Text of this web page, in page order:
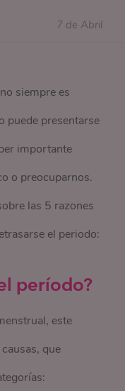
7 de Abril
siempre es
puede presentarse
importante
o preocuparnos.
las 5 razones
el periodo:
período?
este
que